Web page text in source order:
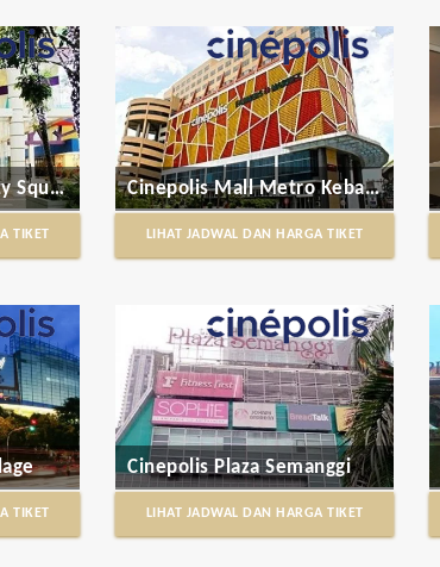
Cinepolis Kalibata City Square
TIKET
Cinepolis Mall Metro Kebayoran
LIHAT JADWAL DAN HARGA TIKET
TIKET
Cinepolis Plaza Semanggi
LIHAT JADWAL DAN HARGA TIKET